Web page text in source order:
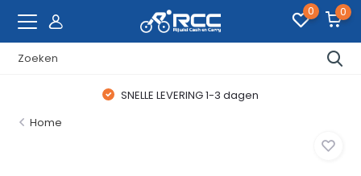
0 0
SNELLE LEVERING 1-3 dagen
Home